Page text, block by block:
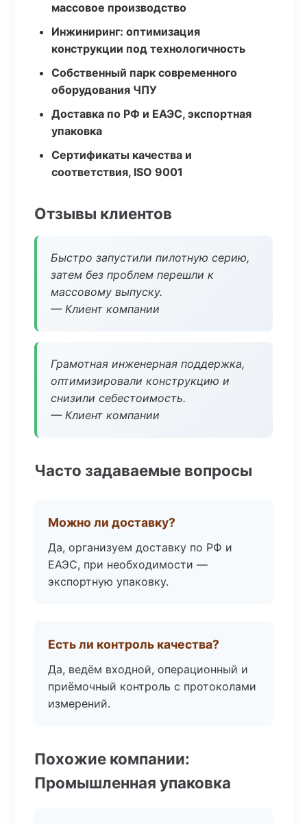
массовое производство
Инжиниринг: оптимизация
конструкции под технологичность
Собственный парк современного
оборудования ЧПУ
Доставка по РФ и ЕАЭС, экспортная
упаковка
Сертификаты качества и
соответствия, ISO 9001
Отзывы клиентов
Быстро запустили пилотную серию,
затем без проблем перешли к
массовому выпуску.
— Клиент компании
Грамотная инженерная поддержка,
оптимизировали конструкцию и
снизили себестоимость.
— Клиент компании
Часто задаваемые вопросы
Можно ли доставку?
Да, организуем доставку по РФ и
ЕАЭС, при необходимости —
экспортную упаковку.
Есть ли контроль качества?
Да, ведём входной, операционный и
приёмочный контроль с протоколами
измерений.
Похожие компании:
Промышленная упаковка